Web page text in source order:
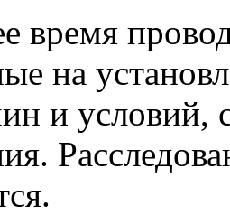
время
на
и условий,